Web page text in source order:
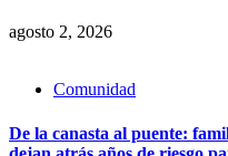
agosto 2, 2026
Comunidad
De la canasta al puente: